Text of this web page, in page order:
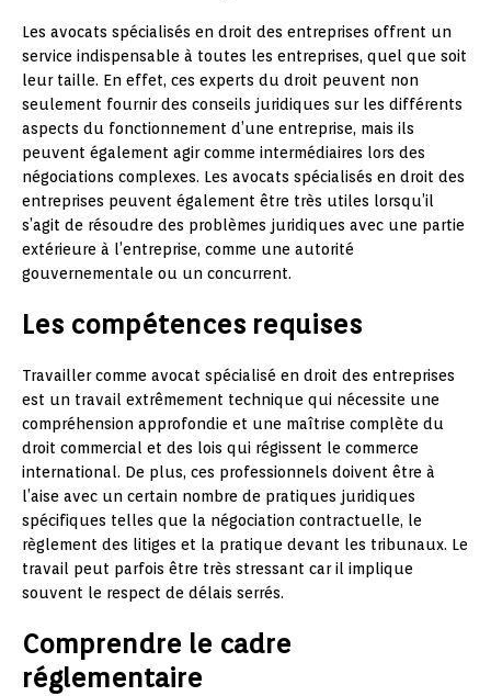
Les avocats spécialisés en droit des entreprises offrent un
service indispensable à toutes les entreprises, quel que soit
leur taille. En effet, ces experts du droit peuvent non
seulement fournir des conseils juridiques sur les différents
aspects du fonctionnement d’une entreprise, mais ils
peuvent également agir comme intermédiaires lors des
négociations complexes. Les avocats spécialisés en droit des
entreprises peuvent également être très utiles lorsqu’il
s’agit de résoudre des problèmes juridiques avec une partie
extérieure à l’entreprise, comme une autorité
gouvernementale ou un concurrent.
Les compétences requises
Travailler comme avocat spécialisé en droit des entreprises
est un travail extrêmement technique qui nécessite une
compréhension approfondie et une maîtrise complète du
droit commercial et des lois qui régissent le commerce
international. De plus, ces professionnels doivent être à
l’aise avec un certain nombre de pratiques juridiques
spécifiques telles que la négociation contractuelle, le
règlement des litiges et la pratique devant les tribunaux. Le
travail peut parfois être très stressant car il implique
souvent le respect de délais serrés.
Comprendre le cadre
réglementaire